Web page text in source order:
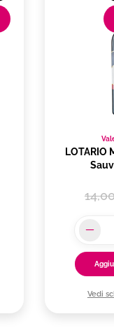
LOTARIO
Vedi